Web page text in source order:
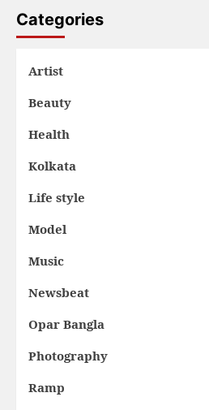
Categories
Artist
Beauty
Health
Kolkata
Life style
Model
Music
Newsbeat
Opar Bangla
Photography
Ramp